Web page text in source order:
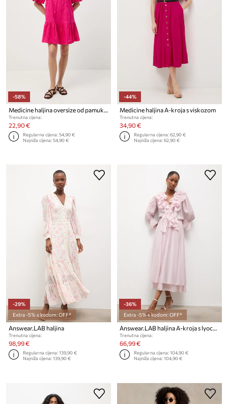
-58%
Medicine haljina oversize od pamuka
Trenutna cijena:
22,90 €
Regularna cijena:54,90 €
Najniža cijena:54,90 €
-44%
Medicine haljina A-kroja s viskozom
Trenutna cijena:
34,90 €
Regularna cijena:62,90 €
Najniža cijena:62,90 €
-29%
Extra -5% s kodom: OFF*
Answear.LAB haljina
Trenutna cijena:
98,99 €
Regularna cijena:139,90 €
Najniža cijena:139,90 €
-36%
Extra -5% s kodom: OFF*
Answear.LAB haljina A-kroja s lyocellom
Trenutna cijena:
66,99 €
Regularna cijena:104,90 €
Najniža cijena:104,90 €